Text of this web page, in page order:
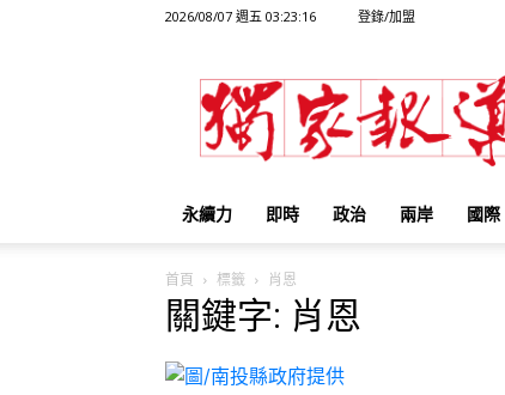
2026/08/07 週五 03:23:16 登錄/加盟
獨
家
報
永續力 即時 政治 兩岸 國際
首頁 標籤 肖恩
關鍵字: 肖恩